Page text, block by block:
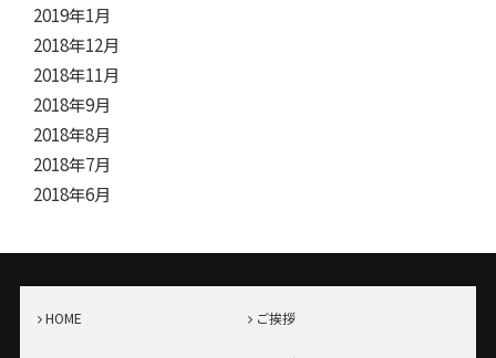
2019年1月
2018年12月
2018年11月
2018年9月
2018年8月
2018年7月
2018年6月
HOME ご挨拶